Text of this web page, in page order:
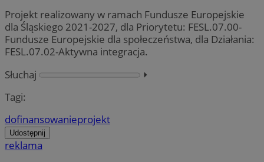
Projekt realizowany w ramach Fundusze Europejskie
dla Śląskiego 2021-2027, dla Priorytetu: FESL.07.00-
Fundusze Europejskie dla społeczeństwa, dla Działania:
FESL.07.02-Aktywna integracja.
Słuchaj
⏵︎
Tagi:
dofinansowanieprojekt
Udostępnij
reklama